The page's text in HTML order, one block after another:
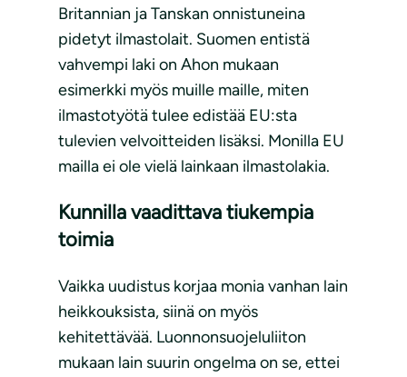
Britannian ja Tanskan onnistuneina
pidetyt ilmastolait. Suomen entistä
vahvempi laki on Ahon mukaan
esimerkki myös muille maille, miten
ilmastotyötä tulee edistää EU:sta
tulevien velvoitteiden lisäksi. Monilla EU
mailla ei ole vielä lainkaan ilmastolakia.
Kunnilla vaadittava tiukempia
toimia
Vaikka uudistus korjaa monia vanhan lain
heikkouksista, siinä on myös
kehitettävää. Luonnonsuojeluliiton
mukaan lain suurin ongelma on se, ettei